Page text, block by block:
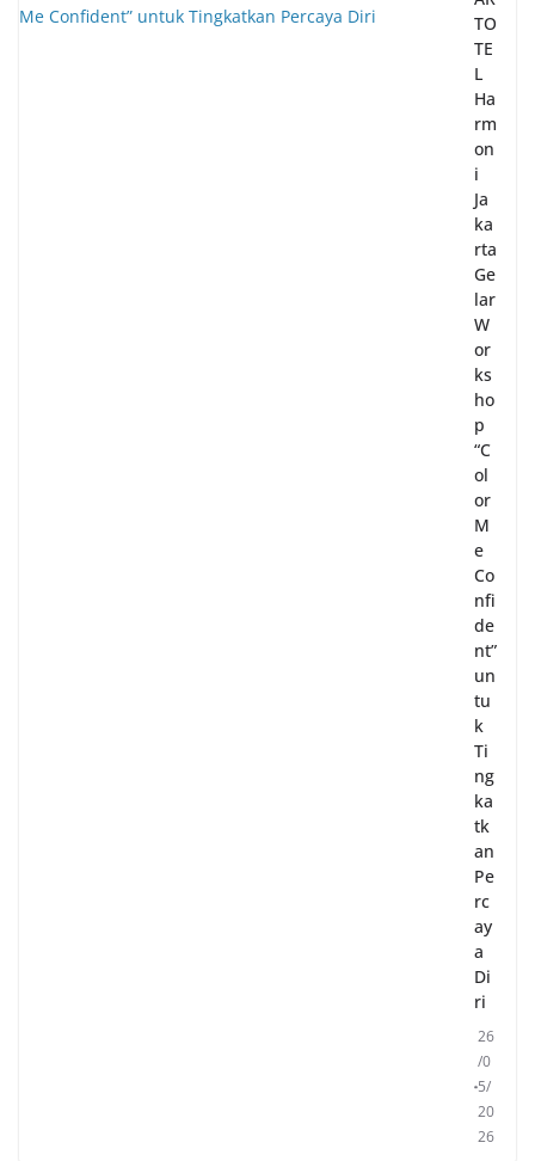
TO
TE
L
Ha
rm
on
i
Ja
ka
rta
Ge
lar
W
or
ks
ho
p
“C
ol
or
M
e
Co
nfi
de
nt”
un
tu
k
Ti
ng
ka
tk
an
Pe
rc
ay
a
Di
ri
26
/0
5/
20
26